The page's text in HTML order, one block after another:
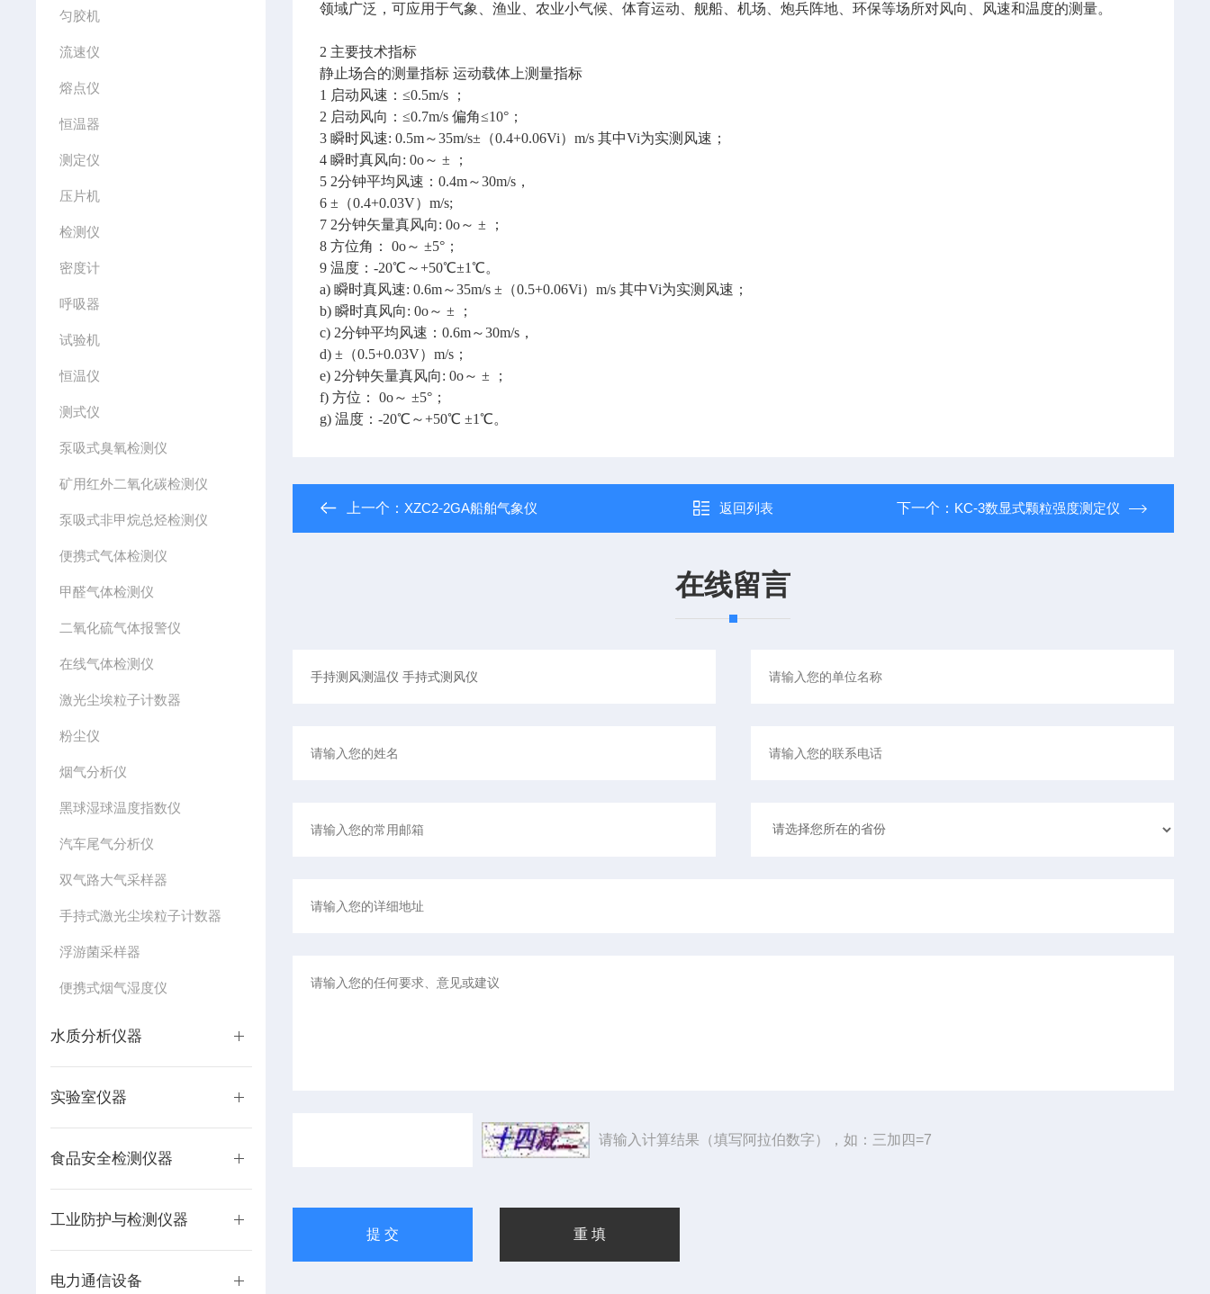
匀胶机
流速仪
熔点仪
恒温器
测定仪
压片机
检测仪
密度计
呼吸器
试验机
恒温仪
测式仪
泵吸式臭氧检测仪
矿用红外二氧化碳检测仪
泵吸式非甲烷总烃检测仪
便携式气体检测仪
甲醛气体检测仪
二氧化硫气体报警仪
在线气体检测仪
激光尘埃粒子计数器
粉尘仪
烟气分析仪
黑球湿球温度指数仪
汽车尾气分析仪
双气路大气采样器
手持式激光尘埃粒子计数器
浮游菌采样器
便携式烟气湿度仪
水质分析仪器
实验室仪器
食品安全检测仪器
工业防护与检测仪器
电力通信设备
领域广泛，可应用于气象、渔业、农业小气候、体育运动、舰船、机场、炮兵阵地、环保等场所对风向、风速和温度的测量。
2 主要技术指标
静止场合的测量指标 运动载体上测量指标
1 启动风速：≤0.5m/s ；
2 启动风向：≤0.7m/s 偏角≤10°；
3 瞬时风速: 0.5m～35m/s±（0.4+0.06Vi）m/s 其中Vi为实测风速；
4 瞬时真风向: 0o～ ± ；
5 2分钟平均风速：0.4m～30m/s，
6 ±（0.4+0.03V）m/s;
7 2分钟矢量真风向: 0o～ ± ；
8 方位角： 0o～ ±5°；
9 温度：-20℃～+50℃±1℃。
a) 瞬时真风速: 0.6m～35m/s ±（0.5+0.06Vi）m/s 其中Vi为实测风速；
b) 瞬时真风向: 0o～ ± ；
c) 2分钟平均风速：0.6m～30m/s，
d) ±（0.5+0.03V）m/s；
e) 2分钟矢量真风向: 0o～ ± ；
f) 方位： 0o～ ±5°；
g) 温度：-20℃～+50℃ ±1℃。
上一个： XZC2-2GA船舶气象仪 返回列表 下一个： KC-3数显式颗粒强度测定仪
在线留言
请输入计算结果（填写阿拉伯数字），如：三加四=7